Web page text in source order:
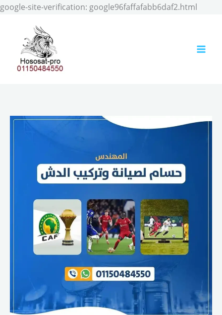
google-site-verification: google96faffafabb6daf2.html